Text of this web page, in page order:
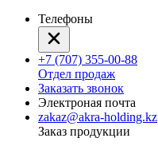
Телефоны
+7 (707) 355-00-88
Отдел продаж
Заказать звонок
Электроная почта
zakaz@akra-holding.kz
Заказ продукции